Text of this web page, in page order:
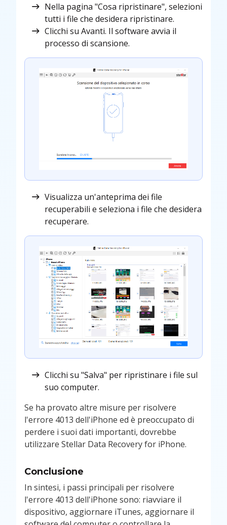
Nella pagina "Cosa ripristinare", selezioni
tutti i file che desidera ripristinare.
Clicchi su Avanti. Il software avvia il
processo di scansione.
Visualizza un'anteprima dei file
recuperabili e seleziona i file che desidera
recuperare.
Clicchi su "Salva" per ripristinare i file sul
suo computer.
Se ha provato altre misure per risolvere
l'errore 4013 dell'iPhone ed è preoccupato di
perdere i suoi dati importanti, dovrebbe
utilizzare Stellar Data Recovery for iPhone.
Conclusione
In sintesi, i passi principali per risolvere
l'errore 4013 dell'iPhone sono: riavviare il
dispositivo, aggiornare iTunes, aggiornare il